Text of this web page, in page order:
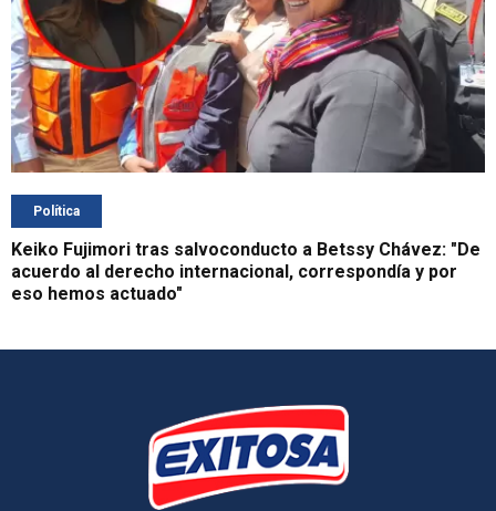
Política
Keiko Fujimori tras salvoconducto a Betssy Chávez: "De
acuerdo al derecho internacional, correspondía y por
eso hemos actuado"